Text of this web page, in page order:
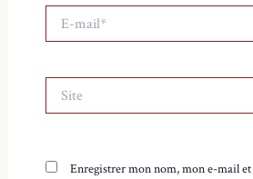
mail*
Enregistrer mon nom, mon e-mail et